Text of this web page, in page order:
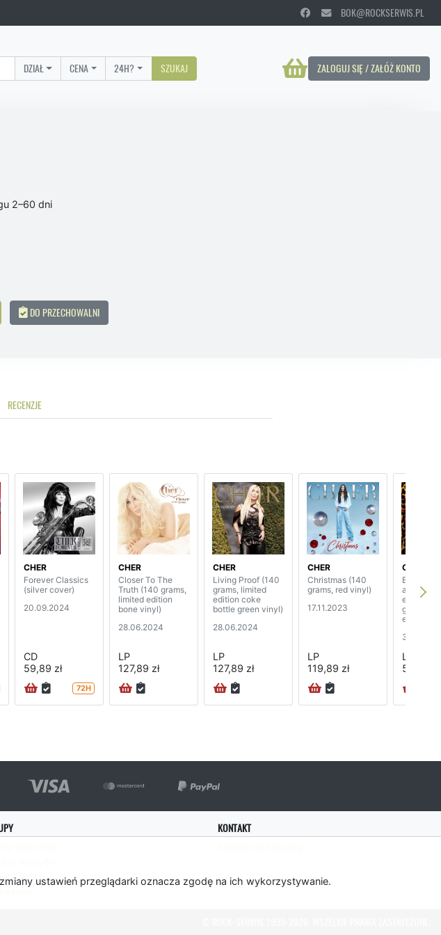
ustawień przeglądarki oznacza zgodę na ich wykorzystywanie.
BOK@ROCKSERWIS.PL
ZALOGUJ SIĘ / ZAŁÓŻ KONTO
DZIAŁ CENA 24H? SZUKAJ
2–60 dni
DO PRZECHOWALNI
RECENZJE
CHER
Forever Classics
(silver cover)
20.09.2024
CD
59,89 zł
72H
CHER
Closer To The
Truth (140 grams,
limited edition
bone vinyl)
28.06.2024
LP
127,89 zł
CHER
Living Proof (140
grams, limited
edition coke
bottle green vinyl)
28.06.2024
LP
127,89 zł
CHER
Christmas (140
grams, red vinyl)
17.11.2023
LP
119,89 zł
CHER
Believe
edition)
grams,
edition
3.11.2023
LP
548,89
Klienta
KONTAKT